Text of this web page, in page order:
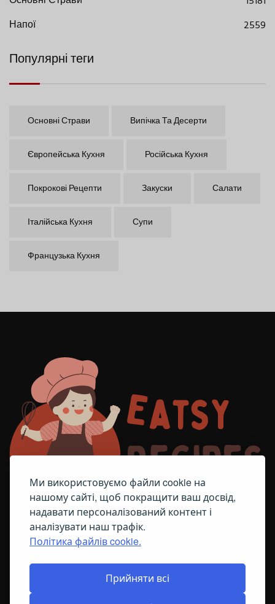
Ми використовуємо файли cookie на
нашому сайті, щоб покращити ваш досвід,
надавати персоналізований контент і
аналізувати наш трафік.
Політика файлів cookie.
Прийняти всі
Напої
2559
Популярні теги
Основні Страви Випічка Та Десерти
Європейська Кухня Російська Кухня
Покрокові Рецепти Закуски Салати
Італійська Кухня Супи
Французька Кухня
ПОЛІТИКА ЩОДО ФАЙЛІВ COOKIE